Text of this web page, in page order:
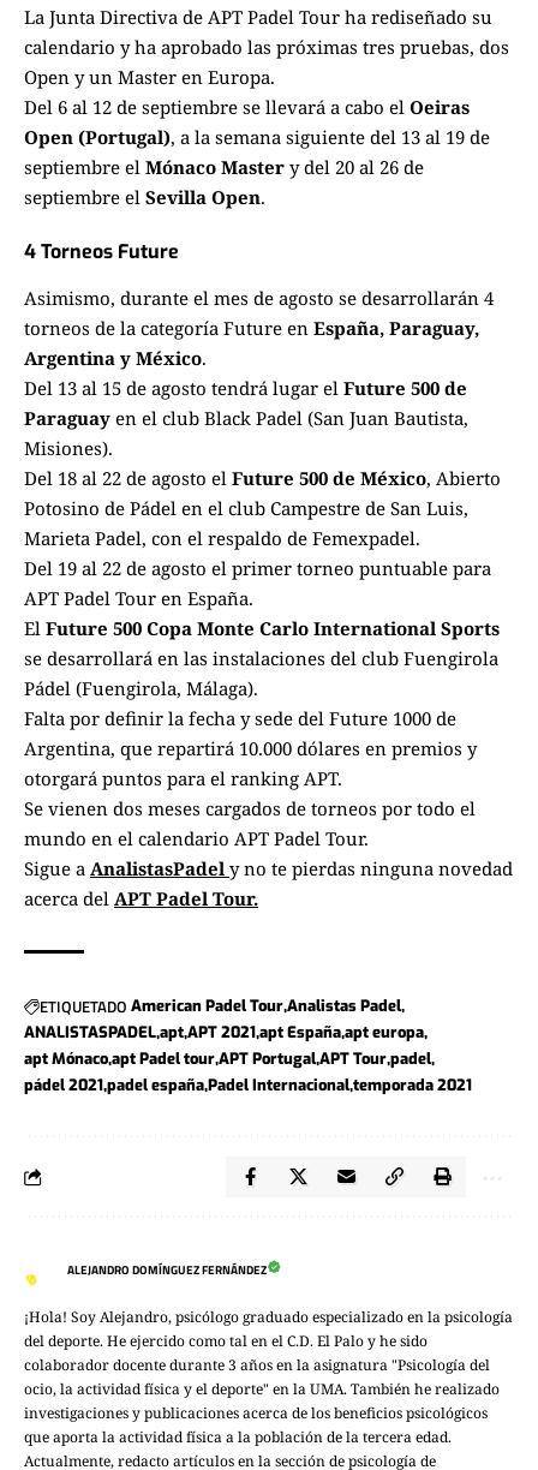
La Junta Directiva de APT Padel Tour ha rediseñado su
calendario y ha aprobado las próximas tres pruebas, dos
Open y un Master en Europa.
Del 6 al 12 de septiembre se llevará a cabo el Oeiras
Open (Portugal), a la semana siguiente del 13 al 19 de
septiembre el Mónaco Master y del 20 al 26 de
septiembre el Sevilla Open.
4 Torneos Future
Asimismo, durante el mes de agosto se desarrollarán 4
torneos de la categoría Future en España, Paraguay,
Argentina y México.
Del 13 al 15 de agosto tendrá lugar el Future 500 de
Paraguay en el club Black Padel (San Juan Bautista,
Misiones).
Del 18 al 22 de agosto el Future 500 de México, Abierto
Potosino de Pádel en el club Campestre de San Luis,
Marieta Padel, con el respaldo de Femexpadel.
Del 19 al 22 de agosto el primer torneo puntuable para
APT Padel Tour en España.
El Future 500 Copa Monte Carlo International Sports
se desarrollará en las instalaciones del club Fuengirola
Pádel (Fuengirola, Málaga).
Falta por definir la fecha y sede del Future 1000 de
Argentina, que repartirá 10.000 dólares en premios y
otorgará puntos para el ranking APT.
Se vienen dos meses cargados de torneos por todo el
mundo en el calendario APT Padel Tour.
Sigue a AnalistasPadel y no te pierdas ninguna novedad
acerca del APT Padel Tour.
ETIQUETADO American Padel TourAnalistas Padel
ANALISTASPADELaptAPT 2021apt Españaapt europa
apt Mónacoapt Padel tourAPT PortugalAPT Tourpadel
pádel 2021padel españaPadel Internacionaltemporada 2021
ALEJANDRO DOMÍNGUEZ FERNÁNDEZ
¡Hola! Soy Alejandro, psicólogo graduado especializado en la psicología
del deporte. He ejercido como tal en el C.D. El Palo y he sido
colaborador docente durante 3 años en la asignatura "Psicología del
ocio, la actividad física y el deporte" en la UMA. También he realizado
investigaciones y publicaciones acerca de los beneficios psicológicos
que aporta la actividad física a la población de la tercera edad.
Actualmente, redacto artículos en la sección de psicología de